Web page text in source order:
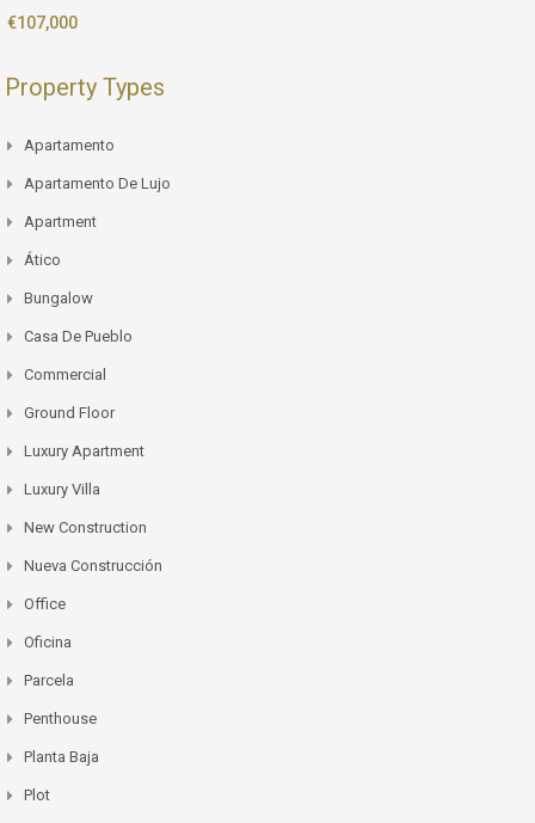
€107,000
Property Types
Apartamento
Apartamento De Lujo
Apartment
Ático
Bungalow
Casa De Pueblo
Commercial
Ground Floor
Luxury Apartment
Luxury Villa
New Construction
Nueva Construcción
Office
Oficina
Parcela
Penthouse
Planta Baja
Plot